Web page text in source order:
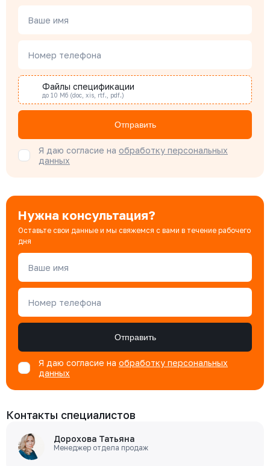
Наталья Гомонова
Бондарюк Евгения
Специалист отдела продаж
Ваше имя
Номер телефона
Файлы спецификации
до 10 Мб (doc, xis, rtf., pdf.)
Отправить
Я даю согласие на обработку персональных
данных
Нужна консультация?
Оставьте свои данные и мы свяжемся с вами в течение рабочего
дня
Ваше имя
Номер телефона
Отправить
Я даю согласие на обработку персональных
данных
Контакты специалистов
Дорохова Татьяна
Менеджер отдела продаж